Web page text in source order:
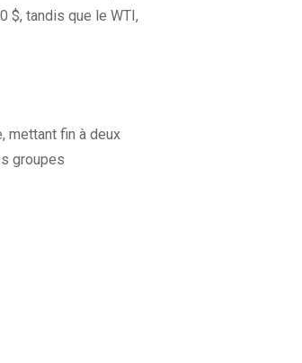
$, tandis que le WTI,
mettant fin à deux
groupes